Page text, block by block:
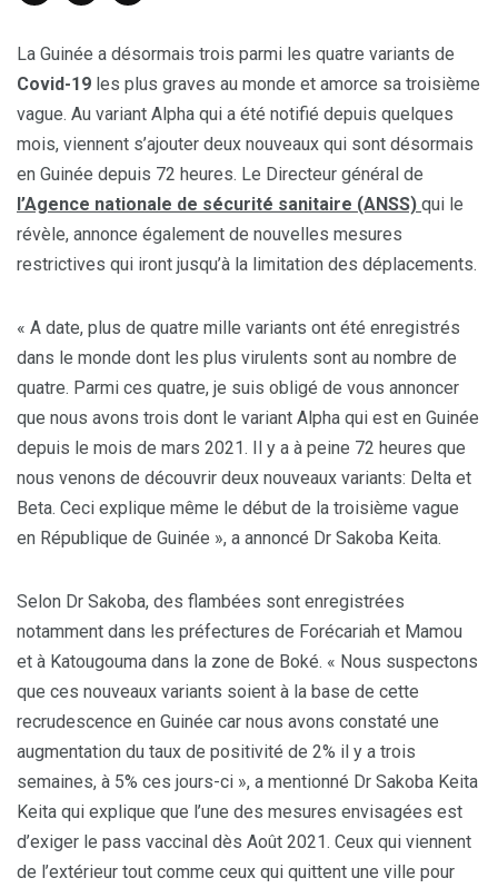
La Guinée a désormais trois parmi les quatre variants de
Covid-19 les plus graves au monde et amorce sa troisième
vague. Au variant Alpha qui a été notifié depuis quelques
mois, viennent s’ajouter deux nouveaux qui sont désormais
en Guinée depuis 72 heures. Le Directeur général de
l’Agence nationale de sécurité sanitaire (ANSS) qui le
révèle, annonce également de nouvelles mesures
restrictives qui iront jusqu’à la limitation des déplacements.
« A date, plus de quatre mille variants ont été enregistrés
dans le monde dont les plus virulents sont au nombre de
quatre. Parmi ces quatre, je suis obligé de vous annoncer
que nous avons trois dont le variant Alpha qui est en Guinée
depuis le mois de mars 2021. Il y a à peine 72 heures que
nous venons de découvrir deux nouveaux variants: Delta et
Beta. Ceci explique même le début de la troisième vague
en République de Guinée », a annoncé Dr Sakoba Keita.
Selon Dr Sakoba, des flambées sont enregistrées
notamment dans les préfectures de Forécariah et Mamou
et à Katougouma dans la zone de Boké. « Nous suspectons
que ces nouveaux variants soient à la base de cette
recrudescence en Guinée car nous avons constaté une
augmentation du taux de positivité de 2% il y a trois
semaines, à 5% ces jours-ci », a mentionné Dr Sakoba Keita
Keita qui explique que l’une des mesures envisagées est
d’exiger le pass vaccinal dès Août 2021. Ceux qui viennent
de l’extérieur tout comme ceux qui quittent une ville pour